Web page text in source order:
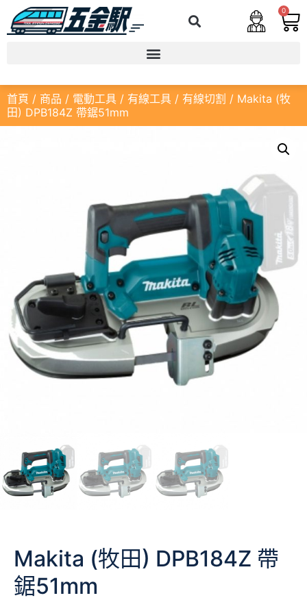
0
首頁 / 商品 / 電動工具 / 有線工具 / 有線切割 / Makita (牧
田) DPB184Z 帶鋸51mm
Makita (牧田) DPB184Z 帶
鋸51mm